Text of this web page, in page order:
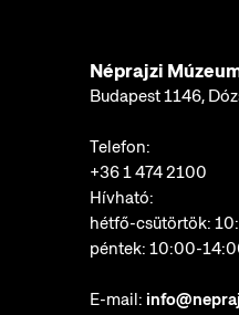
Néprajzi
Budapest 1146,
Telefon:
+36 1 474 2100
Hívható:
hétfő-csütörtök:
péntek: 10:00-
E-mail: